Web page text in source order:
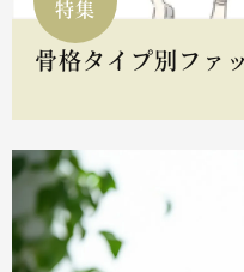
特集
骨格タイプ別ファ